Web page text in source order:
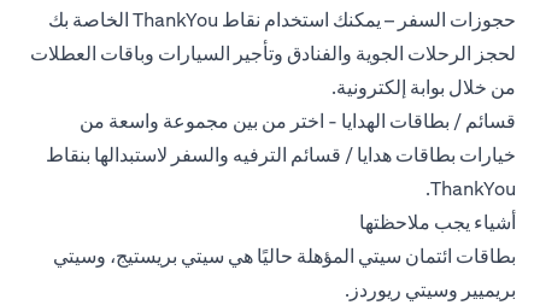
حجوزات السفر – يمكنك استخدام نقاط ThankYou الخاصة بك
لحجز الرحلات الجوية والفنادق وتأجير السيارات وباقات العطلات
من خلال بوابة إلكترونية.
قسائم / بطاقات الهدايا - اختر من بين مجموعة واسعة من
خيارات بطاقات هدايا / قسائم الترفيه والسفر لاستبدالها بنقاط
ThankYou.
أشياء يجب ملاحظتها
بطاقات ائتمان سيتي المؤهلة حاليًا هي سيتي بريستيج، وسيتي
بريميير وسيتي ريوردز.